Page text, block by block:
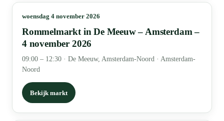
woensdag 4 november 2026
Rommelmarkt in De Meeuw – Amsterdam –
4 november 2026
09:00 – 12:30 · De Meeuw, Amsterdam-Noord · Amsterdam-
Noord
Bekijk markt